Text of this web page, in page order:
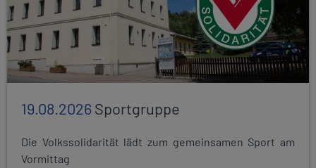
19.08.2026Sportgruppe
Die Volkssolidarität lädt zum gemeinsamen Sport am
Vormittag